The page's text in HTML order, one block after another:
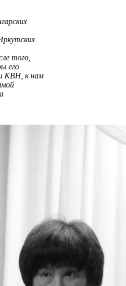
того,
его
КВН, к нам